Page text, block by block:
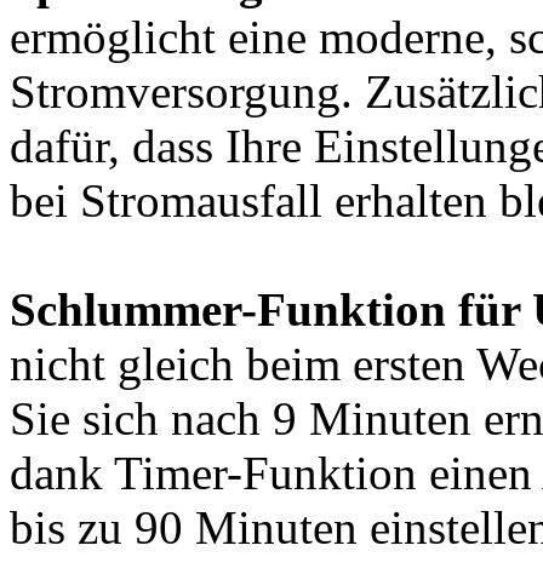
ermöglicht eine moderne,
Stromversorgung.
dafür, dass Ihre
bei Stromausfall erhalten
Schlummer-Funktion für
nicht gleich beim ersten
Sie sich nach 9 Minuten
dank Timer-Funktion
bis zu 90 Minuten